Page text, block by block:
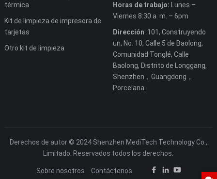
térmica
Kit de limpieza de impresora de
tarjetas
Otro kit de limpieza
Horas de trabajo:
Lunes –
Viernes 8:30 a. m. – 6pm
Dirección: 101, Construyendo
un, No. 10, Calle 5 de Baolong,
Comunidad Tonglé, Calle
Baolong, Distrito de Longgang,
Shenzhen，Guangdong，
Porcelana.
Derechos de autor © 2024 Shenzhen MediTech Technology Co.,
Limitado. Reservados todos los derechos.
Sobre nosotros Contáctenos